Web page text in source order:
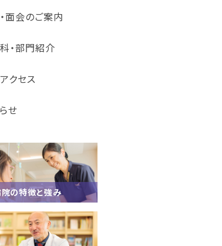
面会のご案内
・部門紹介
クセス
せ
の特徴と強み